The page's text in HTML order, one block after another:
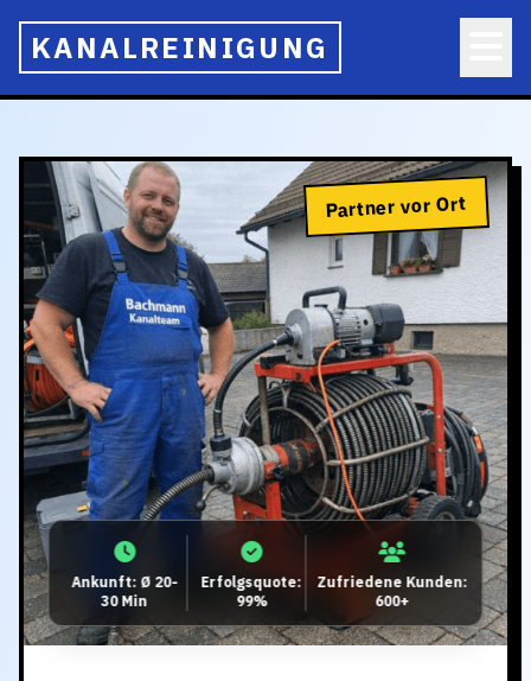
KANALREINIGUNG
Partner vor Ort
Ankunft: Ø 20-
30 Min
Erfolgsquote:
99%
Zufriedene Kunden:
600+